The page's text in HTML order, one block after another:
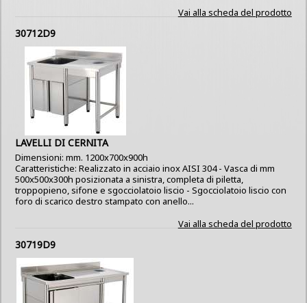
Vai alla scheda del prodotto
30712D9
LAVELLI DI CERNITA
Dimensioni: mm. 1200x700x900h
Caratteristiche: Realizzato in acciaio inox AISI 304 - Vasca di mm
500x500x300h posizionata a sinistra, completa di piletta,
troppopieno, sifone e sgocciolatoio liscio - Sgocciolatoio liscio con
foro di scarico destro stampato con anello...
Vai alla scheda del prodotto
30719D9